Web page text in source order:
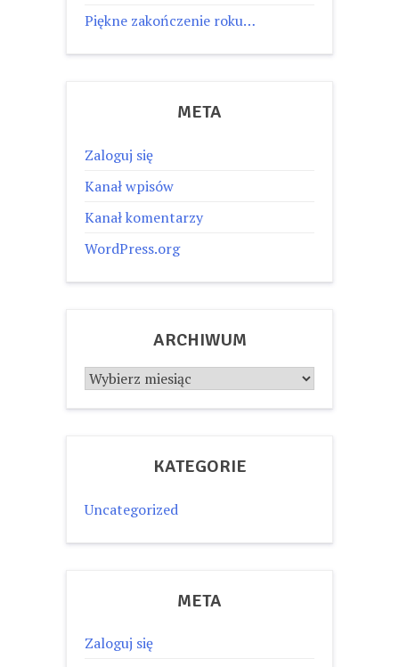
Piękne zakończenie roku…
META
Zaloguj się
Kanał wpisów
Kanał komentarzy
WordPress.org
ARCHIWUM
Archiwum
KATEGORIE
Uncategorized
META
Zaloguj się